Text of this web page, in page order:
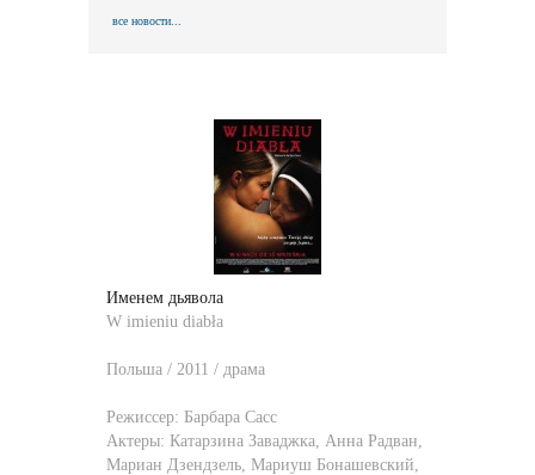
все новости...
Именем дьявола
W imieniu diabła
Польша / 2011 / драма
Режиссер: Барбара Сасс
Актеры: Катарзина Заваджка, Анна Радван,
Мариан Дзендзель, Мариуш Бонашевский,